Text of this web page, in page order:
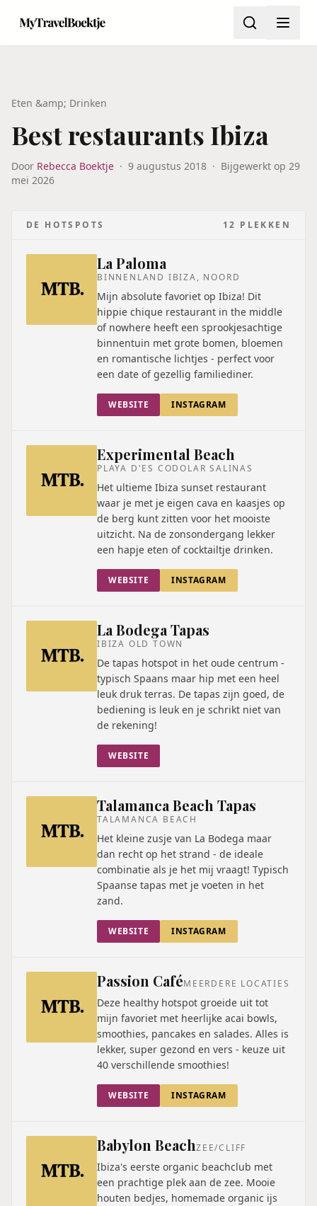
Eten &amp; Drinken
Best restaurants Ibiza
Door Rebecca Boektje · 9 augustus 2018 · Bijgewerkt op 29
mei 2026
DE HOTSPOTS 12 PLEKKEN
La Paloma
BINNENLAND IBIZA, NOORD
Mijn absolute favoriet op Ibiza! Dit
hippie chique restaurant in the middle
of nowhere heeft een sprookjesachtige
binnentuin met grote bomen, bloemen
en romantische lichtjes - perfect voor
een date of gezellig familiediner.
WEBSITE INSTAGRAM
Experimental Beach
PLAYA D'ES CODOLAR SALINAS
Het ultieme Ibiza sunset restaurant
waar je met je eigen cava en kaasjes op
de berg kunt zitten voor het mooiste
uitzicht. Na de zonsondergang lekker
een hapje eten of cocktailtje drinken.
WEBSITE INSTAGRAM
La Bodega Tapas
IBIZA OLD TOWN
De tapas hotspot in het oude centrum -
typisch Spaans maar hip met een heel
leuk druk terras. De tapas zijn goed, de
bediening is leuk en je schrikt niet van
de rekening!
WEBSITE
Talamanca Beach Tapas
TALAMANCA BEACH
Het kleine zusje van La Bodega maar
dan recht op het strand - de ideale
combinatie als je het mij vraagt! Typisch
Spaanse tapas met je voeten in het
zand.
WEBSITE INSTAGRAM
Passion CaféMEERDERE LOCATIES
Deze healthy hotspot groeide uit tot
mijn favoriet met heerlijke acai bowls,
smoothies, pancakes en salades. Alles is
lekker, super gezond en vers - keuze uit
40 verschillende smoothies!
WEBSITE INSTAGRAM
Babylon BeachZEE/CLIFF
Ibiza's eerste organic beachclub met
een prachtige plek aan de zee. Mooie
houten bedjes, homemade organic ijs